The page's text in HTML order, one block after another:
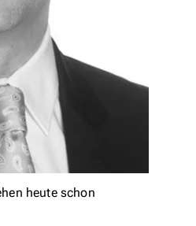
heute schon